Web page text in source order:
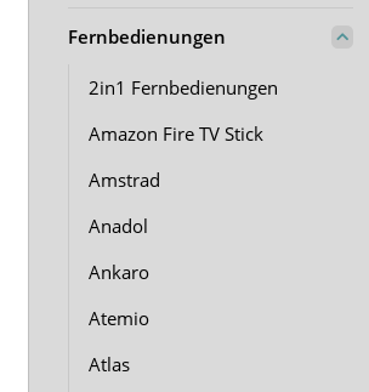
Fernbedienungen
2in1 Fernbedienungen
Amazon Fire TV Stick
Amstrad
Anadol
Ankaro
Atemio
Atlas